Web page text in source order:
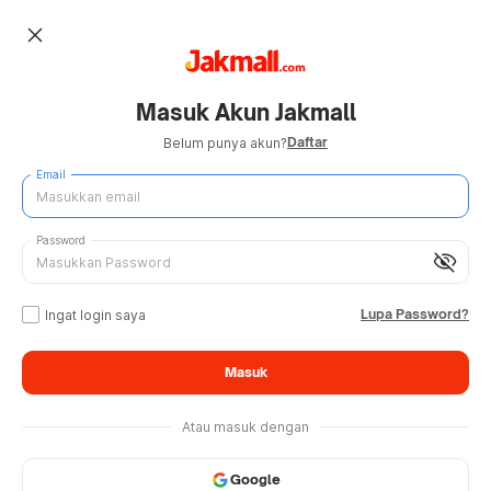
close
Masuk Akun Jakmall
Belum punya akun?Daftar
Email
visibility_off
Password
Ingat login saya Lupa Password?
Masuk
Atau masuk dengan
Google